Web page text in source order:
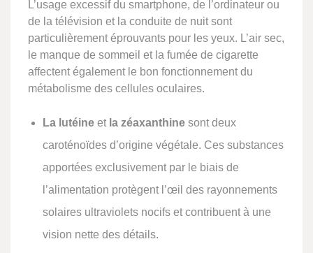
L’usage excessif du smartphone, de l’ordinateur ou
de la télévision et la conduite de nuit sont
particulièrement éprouvants pour les yeux. L’air sec,
le manque de sommeil et la fumée de cigarette
affectent également le bon fonc­tionnement du
métabolisme des cellules oculaires.
La lutéine et la zéaxanthine sont deux
caroténoïdes d’origine végétale. Ces substances
apportées exclusivement par le biais de
l’alimentation protègent l’œil des rayonnements
solaires ultraviolets nocifs et contribuent à une
vision nette des détails.